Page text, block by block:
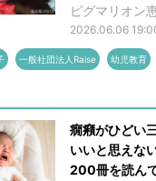
ピグマリオン
2026.06.06
一般社団法人Raise 幼児教育
癇癪がひどい
いいと思えな
200冊を読ん